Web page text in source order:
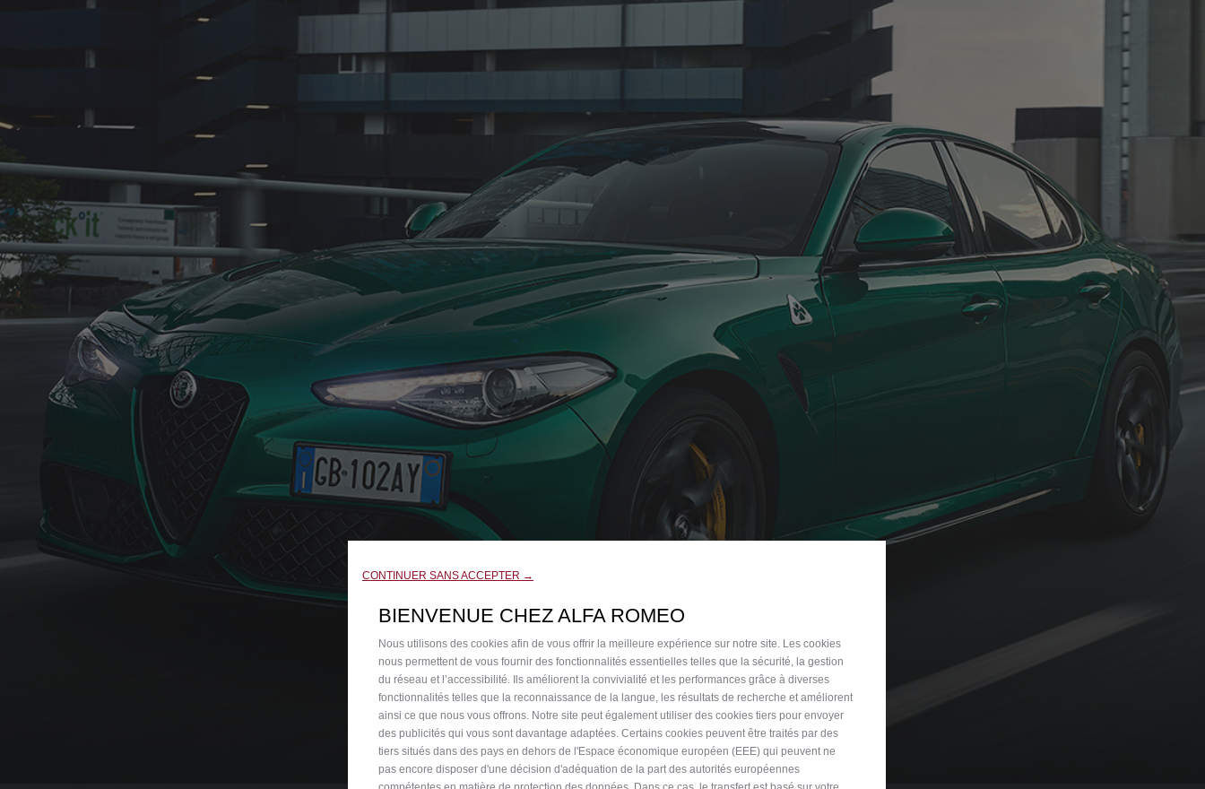
CONTINUER SANS ACCEPTER →
BIENVENUE CHEZ ALFA ROMEO
Nous utilisons des cookies afin de vous offrir la meilleure expérience sur notre site. Les cookies
nous permettent de vous fournir des fonctionnalités essentielles telles que la sécurité, la gestion
du réseau et l’accessibilité. Ils améliorent la convivialité et les performances grâce à diverses
fonctionnalités telles que la reconnaissance de la langue, les résultats de recherche et améliorent
ainsi ce que nous vous offrons. Notre site peut également utiliser des cookies tiers pour envoyer
des publicités qui vous sont davantage adaptées. Certains cookies peuvent être traités par des
tiers situés dans des pays en dehors de l'Espace économique européen (EEE) qui peuvent ne
pas encore disposer d'une décision d'adéquation de la part des autorités européennes